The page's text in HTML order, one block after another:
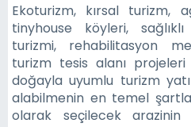
Ekoturizm, kırsal turizm,
tinyhouse köyleri,
turizmi, rehabilitasyon
turizm tesis alanı
doğayla uyumlu turizm
alabilmenin en temel
olarak seçilecek